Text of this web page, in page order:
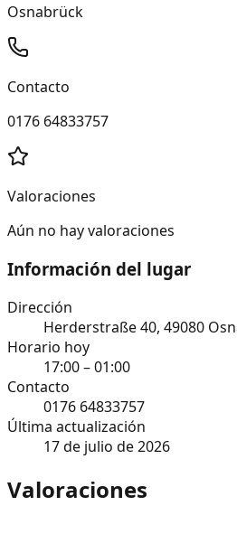
Osnabrück
Contacto
0176 64833757
Valoraciones
Aún no hay valoraciones
Información del lugar
Dirección
Herderstraße 40, 49080
Horario hoy
17:00 – 01:00
Contacto
0176 64833757
Última actualización
17 de julio de 2026
Valoraciones